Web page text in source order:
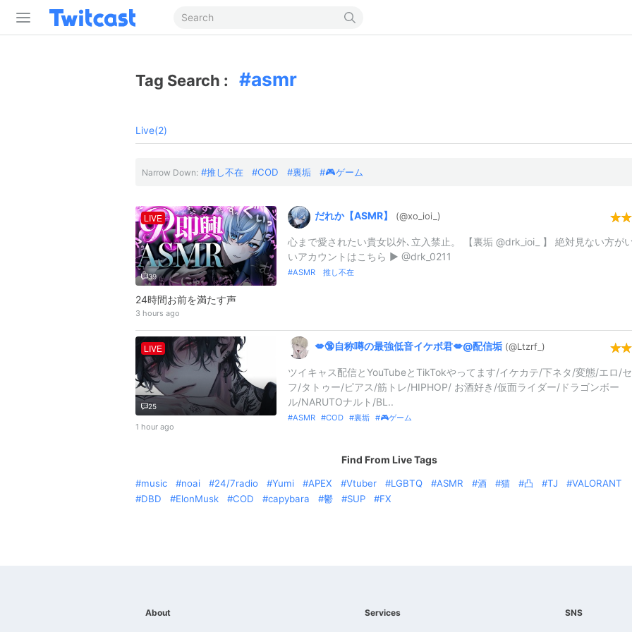
Tag Search : asmr
Live(2)
Narrow Down: 推し不在 COD 裏垢 🎮ゲーム
LIVE
39
24時間お前を満たす声
3 hours ago
だれか【ASMR】 (@xo_ ioi_ )
心まで愛されたい貴女以外､立入禁止。 【裏垢 @drk_ioi_ 】 絶対見ない方が
いアカウントはこちら ▶︎ @drk_0211
ASMR 推し不在
LIVE
25
1 hour ago
💋🔞自称噂の最強低音イケボ君💋@配信垢 (@Ltzrf_ )
ツイキャス配信とYouTubeとTikTokやってます/イケカテ/下ネタ/変態/エロ/セ
フ/タトゥー/ピアス/筋トレ/HIPHOP/ お酒好き/仮面ライダー/ドラゴンボー
ル/NARUTOナルト/BL..
ASMR COD 裏垢 🎮ゲーム
Find From Live Tags
music noai 24/7radio Yumi APEX Vtuber LGBTQ ASMR 酒 猫 凸 TJ
VALORANT
DBD
ElonMusk COD capybara 鬱 SUP FX
About Services SNS